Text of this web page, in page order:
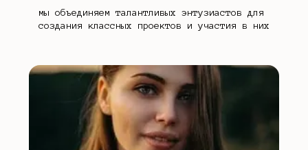
мы объединяем талантливых энтузиастов для
создания классных проектов и участия в них